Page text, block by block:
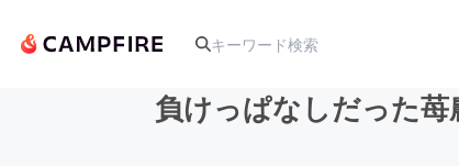
負けっぱなしだった苺